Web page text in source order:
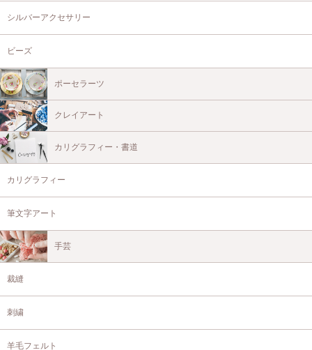
シルバーアクセサリー
ビーズ
ポーセラーツ
クレイアート
カリグラフィー・書道
カリグラフィー
筆文字アート
手芸
裁縫
刺繍
羊毛フェルト